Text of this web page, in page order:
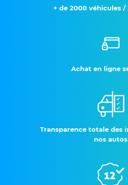
+ de 2000 véhicules /
Achat en ligne
Transparence totale des
nos autos